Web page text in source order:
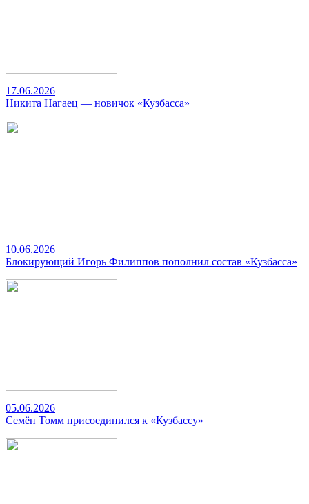
17.06.2026
Никита Нагаец — новичок «Кузбасса»
10.06.2026
Блокирующий Игорь Филиппов пополнил состав «Кузбасса»
05.06.2026
Семён Томм присоединился к «Кузбассу»